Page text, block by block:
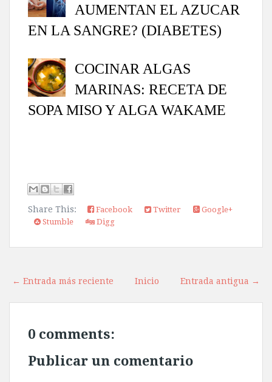
AUMENTAN EL AZUCAR
EN LA SANGRE? (DIABETES)
COCINAR ALGAS
MARINAS: RECETA DE
SOPA MISO Y ALGA WAKAME
Share This: Facebook Twitter
Google+
Stumble
Digg
← Entrada más reciente Entrada antigua →
Inicio
0 comments:
Publicar un comentario